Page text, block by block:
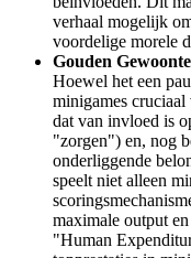
verhaal mogelijk
voordelige morele
Gouden
Hoewel het een
minigames
dat van invloed is
"zorgen") en, nog
onderliggende
speelt niet alleen
maximale output
"Human